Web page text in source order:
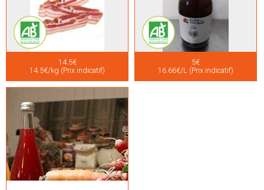
14.5€
14.5€/kg (Prix indicatif)
5€
16.66€/L (Prix indicatif)